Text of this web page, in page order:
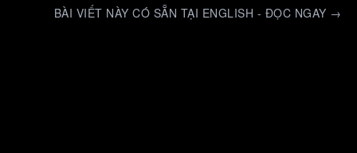
BÀI VIẾT NÀY CÓ SẴN TẠI ENGLISH - ĐỌC NGAY →